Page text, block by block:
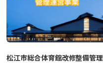
松江市総合体育館改修整備管理